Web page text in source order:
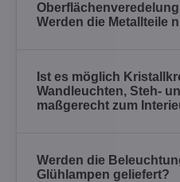
Werden die Metallteile
Ist es möglich
Wandleuchten, Steh-
maßgerecht zum
Werden die
Glühlampen geliefert?